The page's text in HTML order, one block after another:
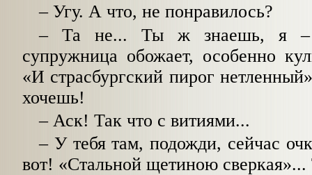
–Угу. А что, не понравилось?
–Та не... Ты ж знаешь, я–
супружница обожает, особенно
«И страсбургский пирог
хочешь!
–Аск! Так что с витиями...
–У тебя там, подожди, сейчас
вот! «Стальной щетиною